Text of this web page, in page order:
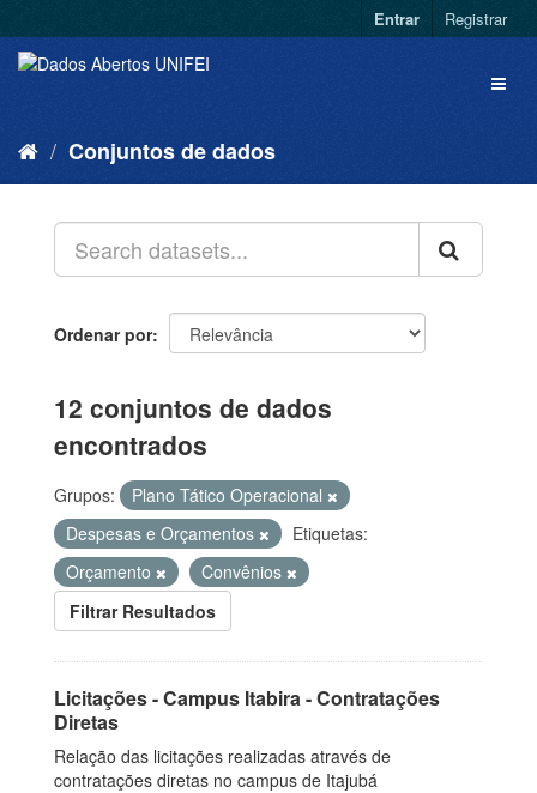
Entrar Registrar
Conjuntos de dados
Ordenar por
12 conjuntos de dados
encontrados
Grupos:
Plano Tático Operacional
Despesas e Orçamentos
Etiquetas:
Orçamento
Convênios
Filtrar Resultados
Licitações - Campus Itabira - Contratações
Diretas
Relação das licitações realizadas através de
contratações diretas no campus de Itajubá